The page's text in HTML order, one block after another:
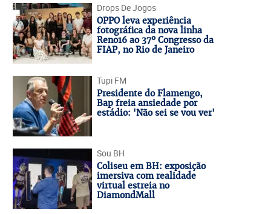
Drops De Jogos
OPPO leva experiência
fotográfica da nova linha
Reno16 ao 37º Congresso da
FIAP, no Rio de Janeiro
Tupi FM
Presidente do Flamengo,
Bap freia ansiedade por
estádio: 'Não sei se vou ver'
Sou BH
Coliseu em BH: exposição
imersiva com realidade
virtual estreia no
DiamondMall